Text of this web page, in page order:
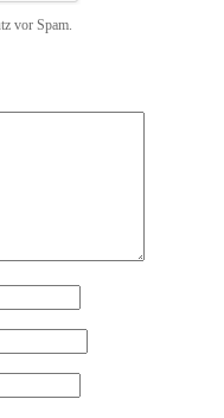
vor Spam.